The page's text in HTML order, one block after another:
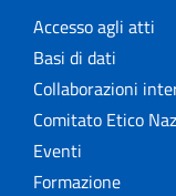
Accesso agli atti
Basi di dati
Collaborazioni
Comitato Etico
Eventi
Formazione